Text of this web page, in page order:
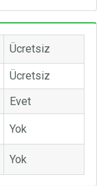
Ücretsiz
Ücretsiz
Evet
Yok
Yok